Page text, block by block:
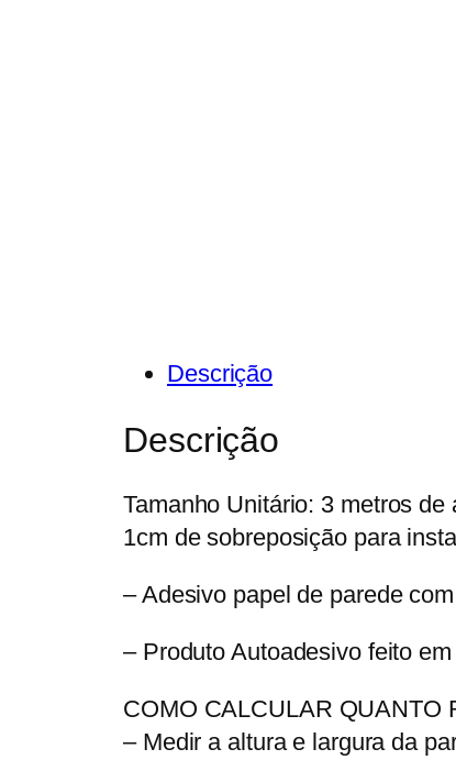
Descrição
Descrição
Tamanho Unitário: 3 metros
1cm de sobreposição para
– Adesivo papel de parede
– Produto Autoadesivo feito
COMO CALCULAR QUANTO
– Medir a altura e largura da